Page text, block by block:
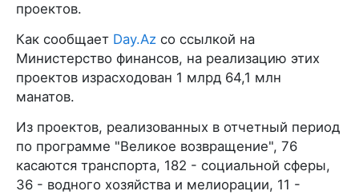
проектов.
Как сообщает Day.Az со ссылкой на
Министерство финансов, на реализацию этих
проектов израсходован 1 млрд 64,1 млн
манатов.
Из проектов, реализованных в отчетный период
по программе "Великое возвращение", 76
касаются транспорта, 182 - социальной сферы,
36 - водного хозяйства и мелиорации, 11 -